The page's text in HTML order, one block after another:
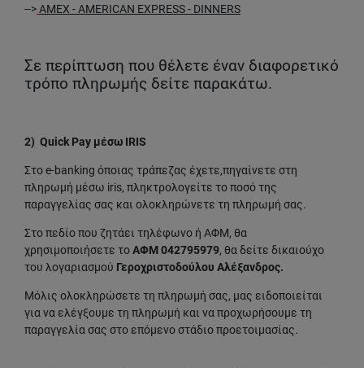
-->AMEX - AMERICAN EXPRESS - DINNERS
Σε περίπτωση που θέλετε έναν διαφορετικό
τρόπο πληρωμής δείτε παρακάτω.
2) Quick Pay μέσω IRIS
Στο e-banking όποιας τράπεζας έχετε,πηγαίνετε στη
πληρωμή μέσω iris, πληκτρολογείτε το ποσό της
παραγγελίας σας και ολοκληρώνετε τη πληρωμή σας.
Στο πεδίο που ζητάει τηλέφωνο ή ΑΦΜ, θα
χρησιμοποιήσετε τοΑΦΜ 042795979, θα δείτε δικαιούχο
του λογαριασμού Γεροχριστοδούλου Αλέξανδρος.
Μόλις ολοκληρώσετε τη πληρωμή σας, μας ειδοποιείται
για να ελέγξουμε τη πληρωμή και να προχωρήσουμε τη
παραγγελία σας στο επόμενο στάδιο προετοιμασίας.